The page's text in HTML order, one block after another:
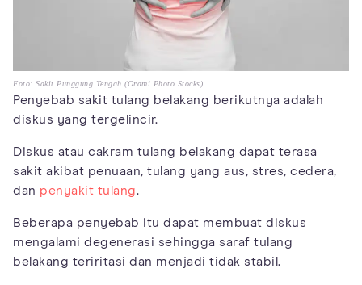
Foto: Sakit Punggung Tengah (Orami Photo Stocks)
Penyebab sakit tulang belakang berikutnya adalah
diskus yang tergelincir.
Diskus atau cakram tulang belakang dapat terasa
sakit akibat penuaan, tulang yang aus, stres, cedera,
dan penyakit tulang.
Beberapa penyebab itu dapat membuat diskus
mengalami degenerasi sehingga saraf tulang
belakang teriritasi dan menjadi tidak stabil.